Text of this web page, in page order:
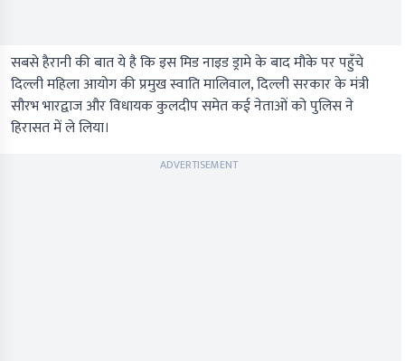
सबसे हैरानी की बात ये है कि इस मिड नाइड ड्रामे के बाद मौके पर पहुँचे
दिल्ली महिला आयोग की प्रमुख स्वाति मालिवाल, दिल्ली सरकार के मंत्री
सौरभ भारद्वाज और विधायक कुलदीप समेत कई नेताओं को पुलिस ने
हिरासत में ले लिया।
ADVERTISEMENT